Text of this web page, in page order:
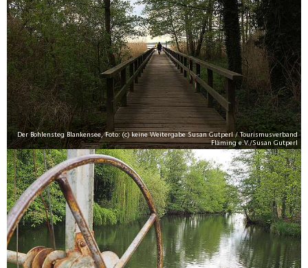
Der Bohlensteg Blankensee, Foto: (c) keine Weitergabe Susan Gutperl / Tourismusverband
Fläming e.V./Susan Gutperl